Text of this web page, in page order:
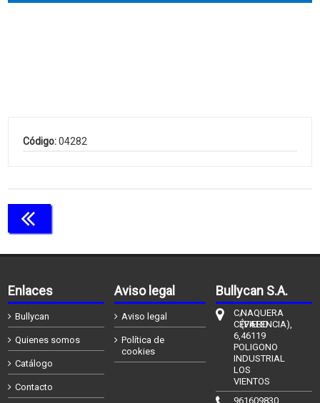
Código:04282
Enlaces
Bullycan
Quienes somos
Catálogo
Contacto
Aviso legal
Aviso legal
Política de
cookies
Bullycan S.A.
C/
CÉFIERO
6,
POLIGONO
INDUSTRIAL
LOS
VIENTOS
NAQUERA
(VALENCIA),
46119
961609830